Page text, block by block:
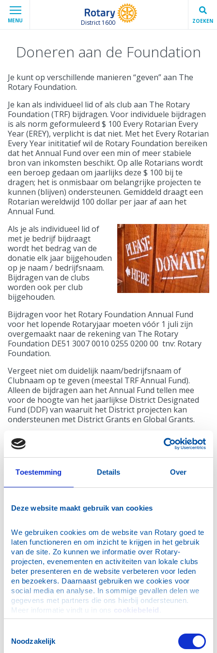
Toestemming Details Over
Deze website maakt gebruik van cookies
We gebruiken cookies om de website van Rotary goed te
laten functioneren en om inzicht te krijgen in het gebruik
van de site. Zo kunnen we informatie over Rotary-
projecten, evenementen en activiteiten van lokale clubs
beter presenteren en de website verbeteren voor leden
en bezoekers. Daarnaast gebruiken we cookies voor
social media en analyse. In sommige gevallen delen we
gegevens met partners die ons hierbij ondersteunen.
Meer informatie vindt u in ons cookiebeleid
Noodzakelijk
MENU District 1600 ZOEKEN
Doneren aan de Foundation
Je kunt op verschillende manieren “geven” aan The
Rotary Foundation.
Je kan als individueel lid of als club aan The Rotary
Foundation (TRF) bijdragen. Voor individuele bijdragen
is als norm geformuleerd $ 100 Every Rotarian Every
Year (EREY), verplicht is dat niet. Met het Every Rotarian
Every Year inititatief wil de Rotary Foundation bereiken
dat het Annual Fund over een min of meer stabiele
bron van inkomsten beschikt. Op alle Rotarians wordt
een beroep gedaan om jaarlijks deze $ 100 bij te
dragen; het is onmisbaar om belangrijke projecten te
kunnen (blijven) ondersteunen. Gemiddeld draagt een
Rotarian wereldwijd 100 dollar per jaar af aan het
Annual Fund.
Als je als individueel lid of
met je bedrijf bijdraagt
wordt het bedrag van de
donatie elk jaar bijgehouden
op je naam / bedrijfsnaam.
Bijdragen van de clubs
worden ook per club
bijgehouden.
Bijdragen voor het Rotary Foundation Annual Fund
voor het lopende Rotaryjaar moeten vóór 1 juli zijn
overgemaakt naar de rekening van The Rotary
Foundation DE51 3007 0010 0255 0200 00 tnv: Rotary
Foundation.
Vergeet niet om duidelijk naam/bedrijfsnaam of
Clubnaam op te geven (meestal TRF Annual Fund).
Alleen de bijdragen aan het Annual Fund tellen mee
voor de hoogte van het jaarlijkse District Designated
Fund (DDF) van waaruit het District projecten kan
ondersteunen met District Grants en Global Grants.
De mogelijkheid bestaat om je bijdrage te bestemmen
voor een specifiek gekozen doel. Verdere
mogelijkheden tot ondersteuning zijn te vinden
ANBI STATUS
The Rotary Foundation heeft de ANBI status
(RSIN: 823993449); bijdragen aan de Foundation zijn
fiscaal aftrekbaar. Er geldt geen minimum voor het te
doneren bedrag en ook geen drempel in de
giftenaftrek.